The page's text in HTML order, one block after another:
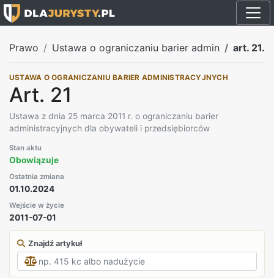
Prawo Ustawa o ograniczaniu barier admin art. 21.
USTAWA O OGRANICZANIU BARIER ADMINISTRACYJNYCH
Art. 21
Ustawa z dnia 25 marca 2011 r. o ograniczaniu barier
administracyjnych dla obywateli i przedsiębiorców
Stan aktu
Obowiązuje
Ostatnia zmiana
01.10.2024
Wejście w życie
2011-07-01
Znajdź artykuł